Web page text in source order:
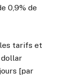
0,9% de
tarifs et
dollar
[par